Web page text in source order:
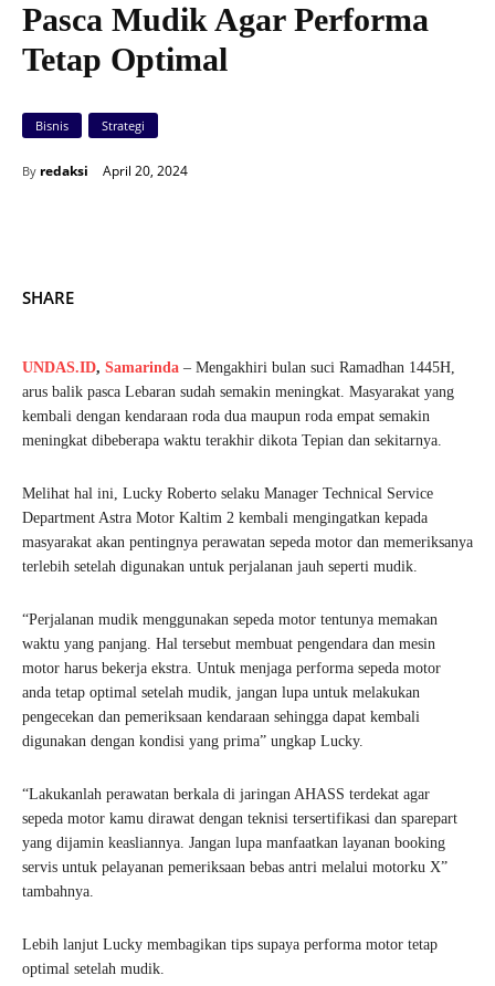
Pasca Mudik Agar Performa
Tetap Optimal
Bisnis Strategi
By redaksi April 20, 2024
SHARE
UNDAS.ID, Samarinda – Mengakhiri bulan suci Ramadhan 1445H,
arus balik pasca Lebaran sudah semakin meningkat. Masyarakat yang
kembali dengan kendaraan roda dua maupun roda empat semakin
meningkat dibeberapa waktu terakhir dikota Tepian dan sekitarnya.
Melihat hal ini, Lucky Roberto selaku Manager Technical Service
Department Astra Motor Kaltim 2 kembali mengingatkan kepada
masyarakat akan pentingnya perawatan sepeda motor dan memeriksanya
terlebih setelah digunakan untuk perjalanan jauh seperti mudik.
“Perjalanan mudik menggunakan sepeda motor tentunya memakan
waktu yang panjang. Hal tersebut membuat pengendara dan mesin
motor harus bekerja ekstra. Untuk menjaga performa sepeda motor
anda tetap optimal setelah mudik, jangan lupa untuk melakukan
pengecekan dan pemeriksaan kendaraan sehingga dapat kembali
digunakan dengan kondisi yang prima” ungkap Lucky.
“Lakukanlah perawatan berkala di jaringan AHASS terdekat agar
sepeda motor kamu dirawat dengan teknisi tersertifikasi dan sparepart
yang dijamin keasliannya. Jangan lupa manfaatkan layanan booking
servis untuk pelayanan pemeriksaan bebas antri melalui motorku X”
tambahnya.
Lebih lanjut Lucky membagikan tips supaya performa motor tetap
optimal setelah mudik.